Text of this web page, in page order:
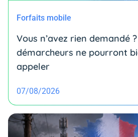
Forfaits mobile
Vous n’avez rien demandé
démarcheurs ne pourront
appeler
07/08/2026